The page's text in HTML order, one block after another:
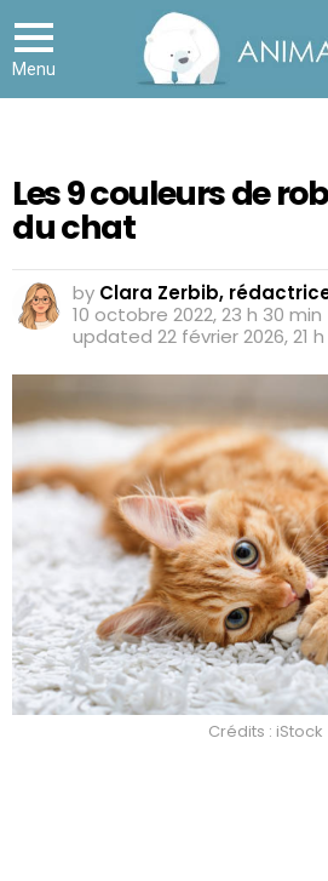
Menu
Les 9 couleurs de
du chat
by Clara Zerbib,
10 octobre 2022, 23 h 30 min
updated 22 février 2026, 21
Crédits : iStock